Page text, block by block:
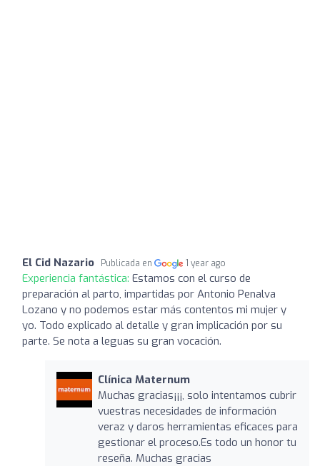
El Cid Nazario Publicada en 1 year ago
Experiencia fantástica: Estamos con el curso de
preparación al parto, impartidas por Antonio Penalva
Lozano y no podemos estar más contentos mi mujer y
yo. Todo explicado al detalle y gran implicación por su
parte. Se nota a leguas su gran vocación.
Clínica Maternum
Muchas gracias¡¡¡, solo intentamos cubrir
vuestras necesidades de información
veraz y daros herramientas eficaces para
gestionar el proceso.Es todo un honor tu
reseña. Muchas gracias